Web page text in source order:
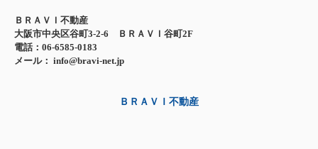
ＢＲＡＶＩ不動産
大阪市中央区谷町3-2-6 ＢＲＡＶＩ谷町2F
電話：06-6585-0183
メール： info@bravi-net.jp
ＢＲＡＶＩ不動産